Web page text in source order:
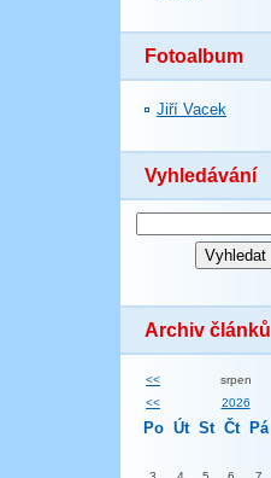
Fotoalbum
Jiří Vacek
Vyhledávání
Archiv článků
<< srpen
<<
2026
Po Út St Čt Pá